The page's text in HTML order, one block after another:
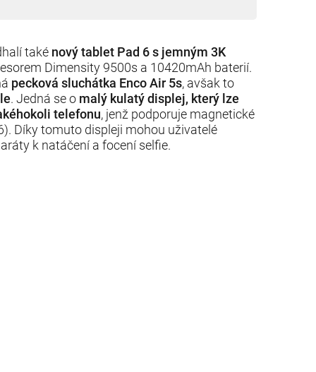
také nový tablet Pad 6 s jemným 3K
Dimensity 9500s a 10420mAh baterií.
pecková sluchátka Enco Air 5s, avšak to
. Jedná se o malý kulatý displej, který lze
telefonu, jenž podporuje magnetické
Díky tomuto displeji mohou uživatelé
k natáčení a focení selfie.